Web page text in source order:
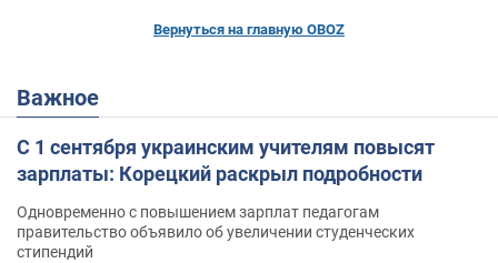
Вернуться на главную OBOZ
Важное
С 1 сентября украинским учителям повысят
зарплаты: Корецкий раскрыл подробности
Одновременно с повышением зарплат педагогам
правительство объявило об увеличении студенческих
стипендий